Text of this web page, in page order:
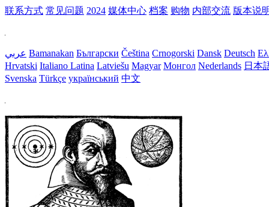
联系方式 常见问题 2024 媒体中心 档案 购物 内部交流 版本说
عربي Bamanakan Български Čeština Crnogorski Dansk Deutsch
Hrvatski Italiano Latina Latviešu Magyar Монгол Nederlands 日本
Svenska Türkçe український 中文